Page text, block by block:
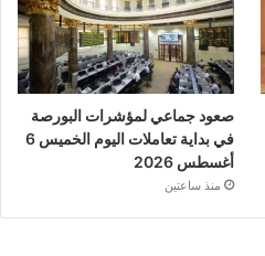
صعود جماعي لمؤشرات البورصة
في بداية تعاملات اليوم الخميس 6
أغسطس 2026
منذ ساعتين